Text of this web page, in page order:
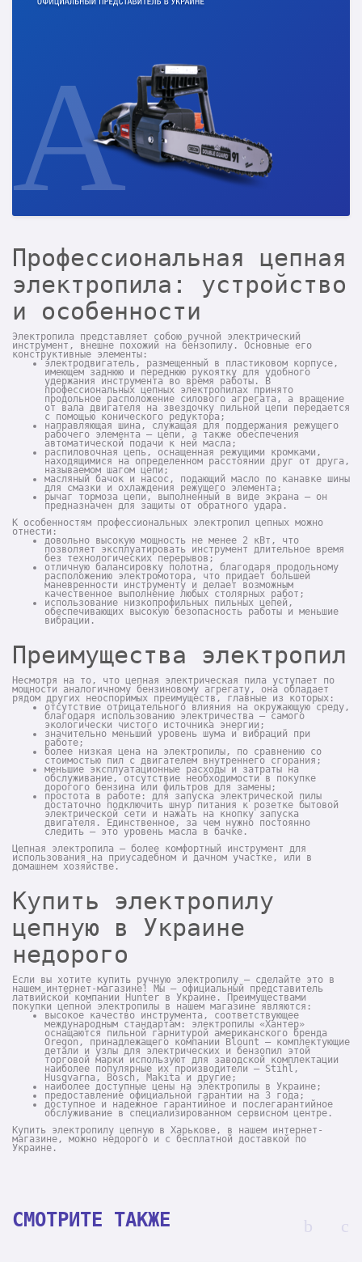
Профессиональная цепная
электропила: устройство
и особенности
Электропила представляет собою ручной электрический
инструмент, внешне похожий на бензопилу. Основные его
конструктивные элементы:
электродвигатель, размещенный в пластиковом корпусе,
имеющем заднюю и переднюю рукоятку для удобного
удержания инструмента во время работы. В
профессиональных цепных электропилах принято
продольное расположение силового агрегата, а вращение
от вала двигателя на звездочку пильной цепи передается
с помощью конического редуктора;
направляющая шина, служащая для поддержания режущего
рабочего элемента – цепи, а также обеспечения
автоматической подачи к ней масла;
распиловочная цепь, оснащенная режущими кромками,
находящимися на определенном расстоянии друг от друга,
называемом шагом цепи;
масляный бачок и насос, подающий масло по канавке шины
для смазки и охлаждения режущего элемента;
рычаг тормоза цепи, выполненный в виде экрана – он
предназначен для защиты от обратного удара.
К особенностям профессиональных электропил цепных можно
отнести:
довольно высокую мощность не менее 2 кВт, что
позволяет эксплуатировать инструмент длительное время
без технологических перерывов;
отличную балансировку полотна, благодаря продольному
расположению электромотора, что придает большей
маневренности инструменту и делает возможным
качественное выполнение любых столярных работ;
использование низкопрофильных пильных цепей,
обеспечивающих высокую безопасность работы и меньшие
вибрации.
Преимущества электропил
Несмотря на то, что цепная электрическая пила уступает по
мощности аналогичному бензиновому агрегату, она обладает
рядом других неоспоримых преимуществ, главные из которых:
отсутствие отрицательного влияния на окружающую среду,
благодаря использованию электричества – самого
экологически чистого источника энергии;
значительно меньший уровень шума и вибраций при
работе;
более низкая цена на электропилы, по сравнению со
стоимостью пил с двигателем внутреннего сгорания;
меньшие эксплуатационные расходы и затраты на
обслуживание, отсутствие необходимости в покупке
дорогого бензина или фильтров для замены;
простота в работе: для запуска электрической пилы
достаточно подключить шнур питания к розетке бытовой
электрической сети и нажать на кнопку запуска
двигателя. Единственное, за чем нужно постоянно
следить – это уровень масла в бачке.
Цепная электропила – более комфортный инструмент для
использования на приусадебном и дачном участке, или в
домашнем хозяйстве.
Купить электропилу
цепную в Украине
недорого
Если вы хотите купить ручную электропилу – сделайте это в
нашем интернет-магазине! Мы – официальный представитель
латвийской компании Hunter в Украине. Преимуществами
покупки цепной электропилы в нашем магазине являются:
высокое качество инструмента, соответствующее
международным стандартам: электропилы «Хантер»
оснащаются пильной гарнитурой американского бренда
Oregon, принадлежащего компании Blount – комплектующие
детали и узлы для электрических и бензопил этой
торговой марки используют для заводской комплектации
наиболее популярные их производители – Stihl,
Husqvarna, Bosch, Makita и другие;
наиболее доступные цены на электропилы в Украине;
предоставление официальной гарантии на 3 года;
доступное и надежное гарантийное и послегарантийное
обслуживание в специализированном сервисном центре.
Купить электропилу цепную в Харькове, в нашем интернет-
магазине, можно недорого и с бесплатной доставкой по
Украине.
СМОТРИТЕ ТАКЖЕ